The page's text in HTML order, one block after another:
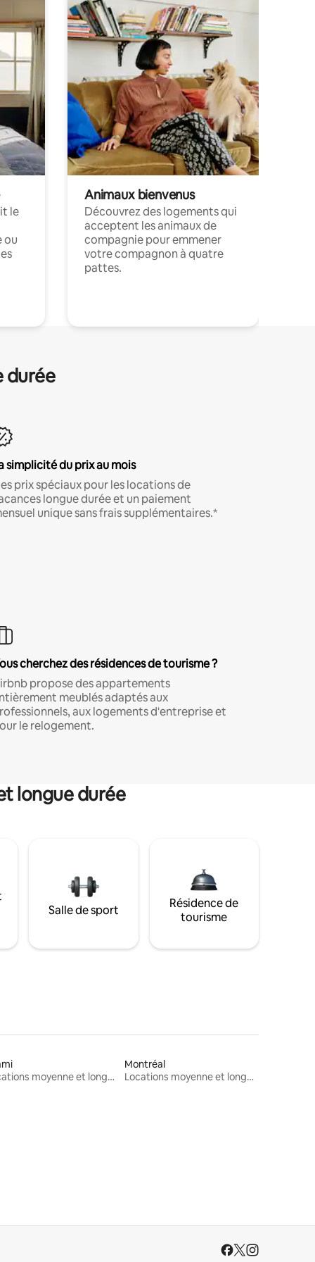
le
ou
Animaux bienvenus
Découvrez des logements qui
acceptent les animaux de
compagnie pour emmener
votre compagnon à quatre
pattes.
durée
simplicité du prix au mois
prix spéciaux pour les locations de
longue durée et un paiement
unique sans frais supplémentaires.*
cherchez des résidences de tourisme ?
propose des appartements
meublés adaptés aux
aux logements d'entreprise et
le relogement.
longue durée
Salle de sport
Résidence de
tourisme
Locations moyenne et longue durée
Montréal
Locations moyenne et longue durée